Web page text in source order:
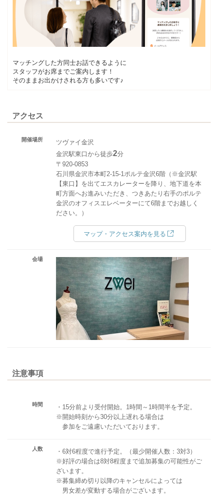
マッチングした方同士お話できるように
スタッフがお席までご案内します！
そのままお出かけされる方も多いです♪
アクセス
開催場所
ツヴァイ金沢
金沢駅東口から徒歩2分
〒920-0853
石川県金沢市本町2-15-1ポルテ金沢6階（※金沢駅
【東口】を出てエスカレーターを降り、地下道を本
町方面へお進みいただき、つきあたり右手のポルテ
金沢のオフィスエレベーターにて6階までお越しく
ださい。）
マップ・アクセス案内を見る
会場
注意事項
時間
・15分前より受付開始。1時間～1時間半を予定。
※開始時刻から30分以上遅れる場合は
参加をご遠慮いただいております。
人数
・6対6程度で進行予定。（最少開催人数：3対3）
※好評の場合は8対8程度まで追加募集の可能性がご
ざいます。
※募集締め切り以降のキャンセルによっては
男女差が変動する場合がございます。